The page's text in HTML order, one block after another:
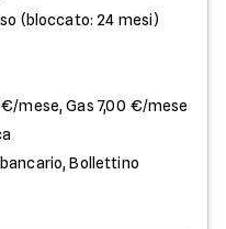
(bloccato: 24 mesi)
€/mese, Gas 7,00 €/mese
Bollettino